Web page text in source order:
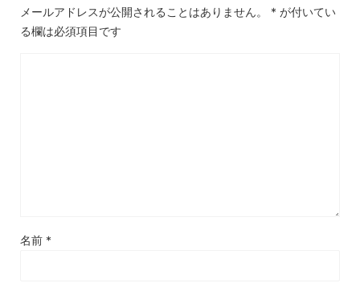
メールアドレスが公開されることはありません。 * が付いてい
る欄は必須項目です
名前 *